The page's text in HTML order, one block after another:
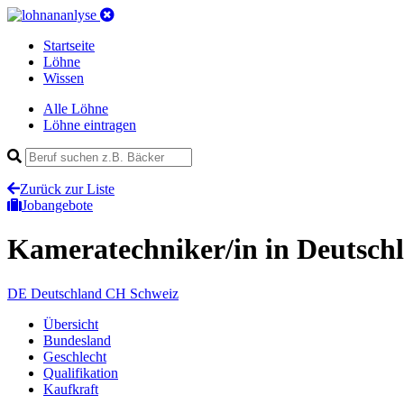
Startseite
Löhne
Wissen
Alle Löhne
Löhne eintragen
Zurück zur Liste
Jobangebote
Kameratechniker/in in
DE Deutschland CH Schweiz
Übersicht
Bundesland
Geschlecht
Qualifikation
Kaufkraft